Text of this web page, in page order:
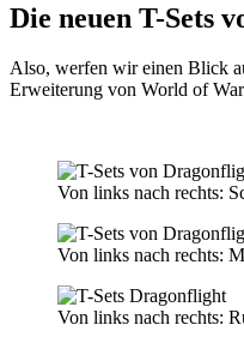
Die neuen T-Sets
Also, werfen wir einen Blick
Erweiterung von World of
Von links nach rechts:
Von links nach rechts:
Von links nach rechts: